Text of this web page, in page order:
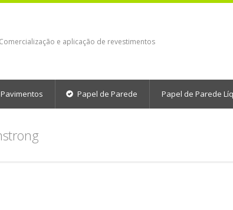
Comercialização e aplicação de revestimentos
Pavimentos Papel de Parede Papel de Parede